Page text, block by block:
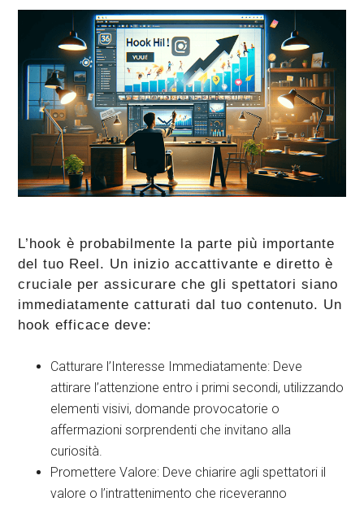
L’hook è probabilmente la parte più importante
del tuo Reel. Un inizio accattivante e diretto è
cruciale per assicurare che gli spettatori siano
immediatamente catturati dal tuo contenuto. Un
hook efficace deve:
Catturare l’Interesse Immediatamente: Deve
attirare l’attenzione entro i primi secondi, utilizzando
elementi visivi, domande provocatorie o
affermazioni sorprendenti che invitano alla
curiosità.
Promettere Valore: Deve chiarire agli spettatori il
valore o l’intrattenimento che riceveranno